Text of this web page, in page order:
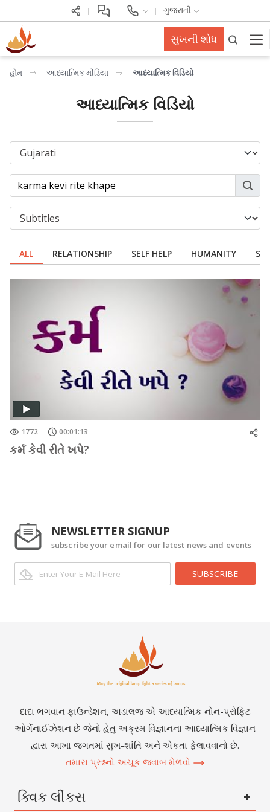
ગુજરાતી
સુખની શોધ
હોમ આધ્યાત્મિક મીડિયા આધ્યાત્મિક વિડિયો
આધ્યાત્મિક વિડિયો
ALL RELATIONSHIP SELF HELP HUMANITY
1772 00:01:13
કર્મ કેવી રીતે ખપે?
NEWSLETTER SIGNUP
subscribe your email for our latest news and events
SUBSCRIBE
દાદા ભગવાન ફાઉન્ડેશન, અડાલજ એ આધ્યાત્મિક નોન-પ્રોફિટ
ઓર્ગેનાઈઝેશન છે જેનો હેતુ અક્રમ વિજ્ઞાનના આધ્યાત્મિક વિજ્ઞાન
દ્વારા આખા જગતમાં સુખ-શાંતિ અને એકતા ફેલાવવાનો છે.
તમારા પ્રશ્નનો અચૂક જવાબ મેળવો
ક્વિક લીંકસ